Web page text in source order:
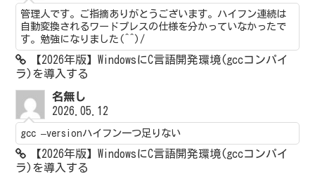
管理人です。ご指摘ありがとうございます。ハイフン連続は
自動変換されるワードプレスの仕様を分かっていなかったで
す。勉強になりました(^^)/
【2026年版】WindowsにC言語開発環境(gccコンパイ
ラ)を導入する
名無し
2026.05.12
gcc –versionハイフン一つ足りない
【2026年版】WindowsにC言語開発環境(gccコンパイ
ラ)を導入する